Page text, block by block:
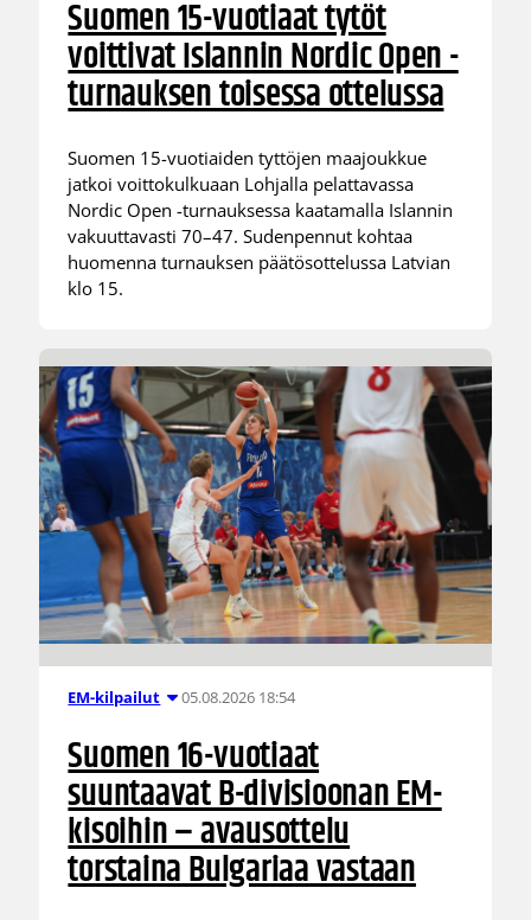
Suomen 15-vuotiaat tytöt
voittivat Islannin Nordic Open -
turnauksen toisessa ottelussa
Suomen 15-vuotiaiden tyttöjen maajoukkue
jatkoi voittokulkuaan Lohjalla pelattavassa
Nordic Open -turnauksessa kaatamalla Islannin
vakuuttavasti 70–47. Sudenpennut kohtaa
huomenna turnauksen päätösottelussa Latvian
klo 15.
EM-kilpailut 05.08.2026 18:54
Suomen 16-vuotiaat
suuntaavat B-divisioonan EM-
kisoihin – avausottelu
torstaina Bulgariaa vastaan